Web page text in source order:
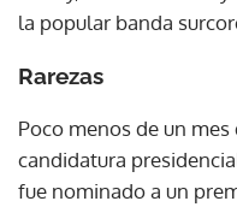
la popular banda
Rarezas
Poco menos de un
candidatura
fue nominado a un